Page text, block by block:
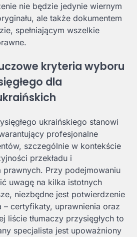
nie będzie jedynie wiernym
ale także dokumentem
spełniającym wszelkie
kryteria wyboru
dla
ukraińskiego stanowi
profesjonalne
szczególnie w kontekście
przekładu i
prawnych. Przy podejmowaniu
uwagę na kilka istotnych
niezbędne jest potwierdzenie
– certyfikaty, uprawnienia oraz
liście tłumaczy przysięgłych to
specjalista jest upoważniony